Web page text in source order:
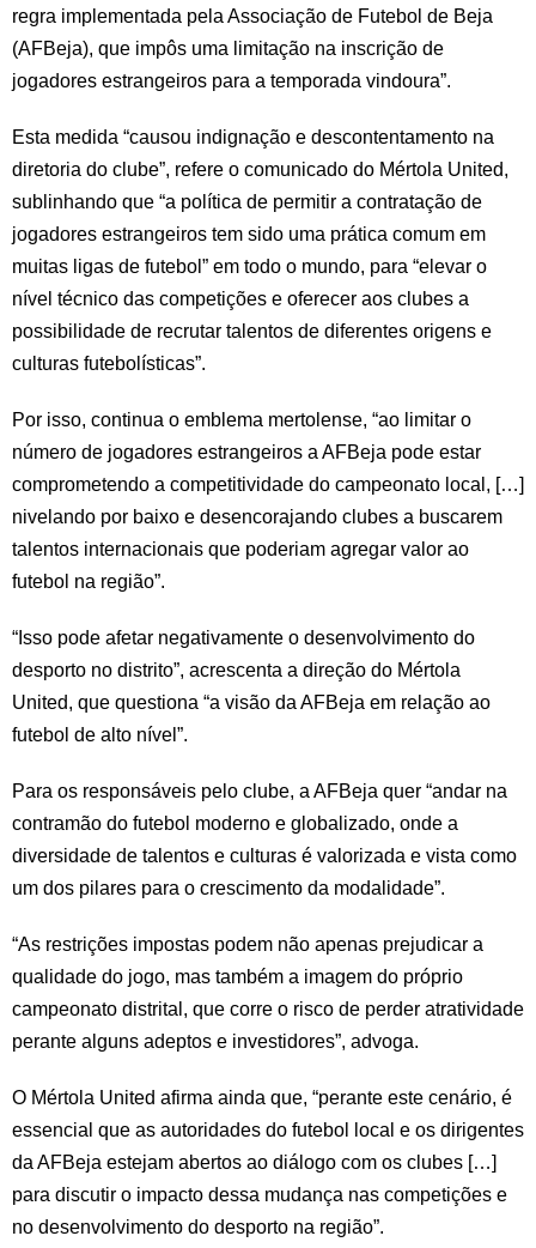
regra implementada pela Associação de Futebol de Beja
(AFBeja), que impôs uma limitação na inscrição de
jogadores estrangeiros para a temporada vindoura”.
Esta medida “causou indignação e descontentamento na
diretoria do clube”, refere o comunicado do Mértola United,
sublinhando que “a política de permitir a contratação de
jogadores estrangeiros tem sido uma prática comum em
muitas ligas de futebol” em todo o mundo, para “elevar o
nível técnico das competições e oferecer aos clubes a
possibilidade de recrutar talentos de diferentes origens e
culturas futebolísticas”.
Por isso, continua o emblema mertolense, “ao limitar o
número de jogadores estrangeiros a AFBeja pode estar
comprometendo a competitividade do campeonato local, […]
nivelando por baixo e desencorajando clubes a buscarem
talentos internacionais que poderiam agregar valor ao
futebol na região”.
“Isso pode afetar negativamente o desenvolvimento do
desporto no distrito”, acrescenta a direção do Mértola
United, que questiona “a visão da AFBeja em relação ao
futebol de alto nível”.
Para os responsáveis pelo clube, a AFBeja quer “andar na
contramão do futebol moderno e globalizado, onde a
diversidade de talentos e culturas é valorizada e vista como
um dos pilares para o crescimento da modalidade”.
“As restrições impostas podem não apenas prejudicar a
qualidade do jogo, mas também a imagem do próprio
campeonato distrital, que corre o risco de perder atratividade
perante alguns adeptos e investidores”, advoga.
O Mértola United afirma ainda que, “perante este cenário, é
essencial que as autoridades do futebol local e os dirigentes
da AFBeja estejam abertos ao diálogo com os clubes […]
para discutir o impacto dessa mudança nas competições e
no desenvolvimento do desporto na região”.